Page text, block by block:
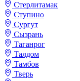
Стерлитамак
Ступино
Сургут
Сызрань
Таганрог
Талдом
Тамбов
Тверь